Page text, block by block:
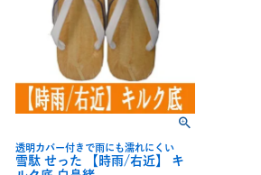
透明カバー付きで雨にも濡れにくい
雪駄 せった 【時雨/右近】 キ